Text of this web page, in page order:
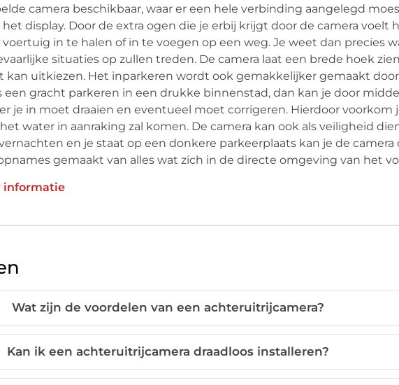
camera beschikbaar, waar er een hele verbinding aangelegd
display. Door de extra ogen die je erbij krijgt door de camera voelt
in te halen of in te voegen op een weg. Je weet dan precies
situaties op zullen treden. De camera laat een brede hoek
kan uitkiezen. Het inparkeren wordt ook gemakkelijker gemaakt
een gracht parkeren in een drukke binnenstad, dan kan je door
je in moet draaien en eventueel moet corrigeren. Hierdoor voorkom
water in aanraking zal komen. De camera kan ook als veiligheid
en je staat op een donkere parkeerplaats kan je de
gemaakt van alles wat zich in de directe omgeving van het
informatie
Wat zijn de voordelen van een achteruitrijcamera?
Kan ik een achteruitrijcamera draadloos installeren?